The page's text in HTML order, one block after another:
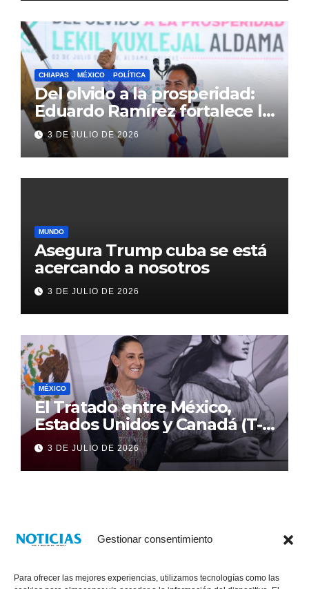
Gestionar consentimiento
Para ofrecer las mejores experiencias, utilizamos tecnologías como las
CHIAPAS MÉXICO POLÍTICA
Del olvido a la prosperidad:
Eduardo Ramírez fortalece la
transformación de Aldama
con inversión histórica
3 DE JULIO DE 2026
MUNDO
Asegura Trump cuba se está
acercando a nosotros
3 DE JULIO DE 2026
MÉXICO
El Tratado entre México,
Estados Unidos y Canadá (T-
MEC) se mantiene hasta el
2036: Presidenta Claudia
Sheinbaum
3 DE JULIO DE 2026